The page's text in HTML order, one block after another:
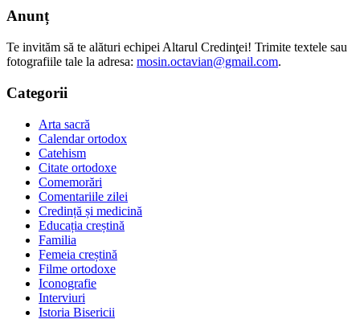
Anunț
Te invităm să te alături echipei Altarul Credinţei! Trimite textele sau
fotografiile tale la adresa: mosin.octavian@gmail.com.
Categorii
Arta sacră
Calendar ortodox
Catehism
Citate ortodoxe
Comemorări
Comentariile zilei
Credință și medicină
Educația creștină
Familia
Femeia creștină
Filme ortodoxe
Iconografie
Interviuri
Istoria Bisericii